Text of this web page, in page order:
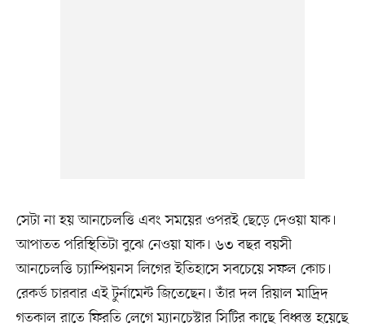
সেটা না হয় আনচেলত্তি এবং সময়ের ওপরই ছেড়ে দেওয়া যাক।
আপাতত পরিস্থিতিটা বুঝে নেওয়া যাক। ৬৩ বছর বয়সী
আনচেলত্তি চ্যাম্পিয়নস লিগের ইতিহাসে সবচেয়ে সফল কোচ।
রেকর্ড চারবার এই টুর্নামেন্ট জিতেছেন। তাঁর দল রিয়াল মাদ্রিদ
গতকাল রাতে ফিরতি লেগে ম্যানচেস্টার সিটির কাছে বিধ্বস্ত হয়েছে